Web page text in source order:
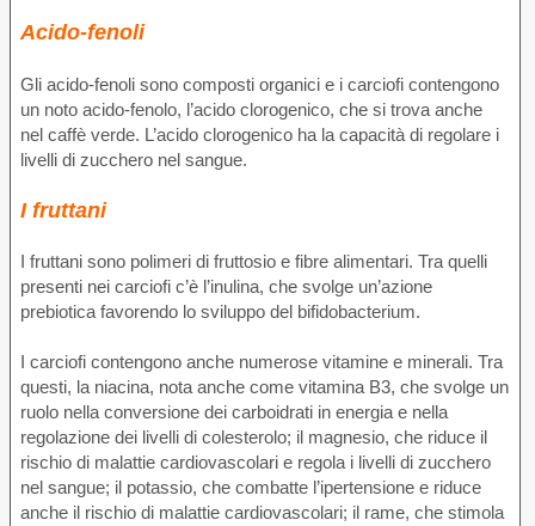
Acido-fenoli
Gli acido-fenoli sono composti organici e i carciofi contengono
un noto acido-fenolo, l’acido clorogenico, che si trova anche
nel caffè verde. L’acido clorogenico ha la capacità di regolare i
livelli di zucchero nel sangue.
I fruttani
I fruttani sono polimeri di fruttosio e fibre alimentari. Tra quelli
presenti nei carciofi c’è l’inulina, che svolge un’azione
prebiotica favorendo lo sviluppo del bifidobacterium.
I carciofi contengono anche numerose vitamine e minerali. Tra
questi, la niacina, nota anche come vitamina B3, che svolge un
ruolo nella conversione dei carboidrati in energia e nella
regolazione dei livelli di colesterolo; il magnesio, che riduce il
rischio di malattie cardiovascolari e regola i livelli di zucchero
nel sangue; il potassio, che combatte l’ipertensione e riduce
anche il rischio di malattie cardiovascolari; il rame, che stimola